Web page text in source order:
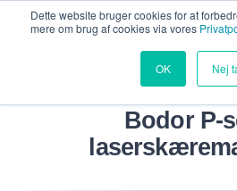
Dette website bruger cookies for at
mere om brug af cookies via vores
OK Nej
Bodor P-